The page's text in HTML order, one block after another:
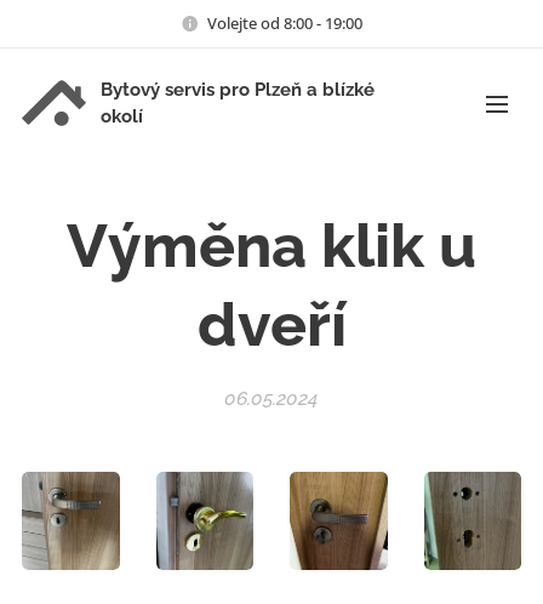
Volejte od 8:00 - 19:00
Bytový servis pro Plzeň a blízké
okolí
Výměna klik u
dveří
06.05.2024